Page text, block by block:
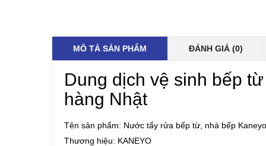
MÔ TẢ SẢN PHẨM ĐÁNH GIÁ (0)
Dung dịch vệ sinh bếp từ
hàng Nhật
Tên sản phẩm: Nước tẩy rửa bếp từ , nhà bếp Kaneyo
Thương hiệu: KANEYO